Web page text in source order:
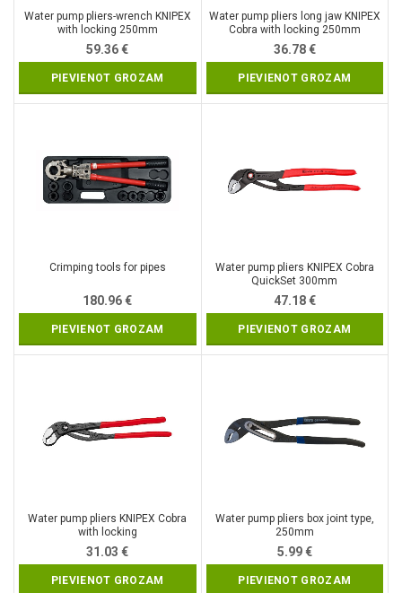
Water pump pliers-wrench KNIPEX
with locking 250mm
59.36€
PIEVIENOT GROZAM
Water pump pliers long jaw KNIPEX
Cobra with locking 250mm
36.78€
PIEVIENOT GROZAM
Crimping tools for pipes
180.96€
PIEVIENOT GROZAM
Water pump pliers KNIPEX Cobra
QuickSet 300mm
47.18€
PIEVIENOT GROZAM
Water pump pliers KNIPEX Cobra
with locking
31.03€
PIEVIENOT GROZAM
Water pump pliers box joint type,
250mm
5.99€
PIEVIENOT GROZAM